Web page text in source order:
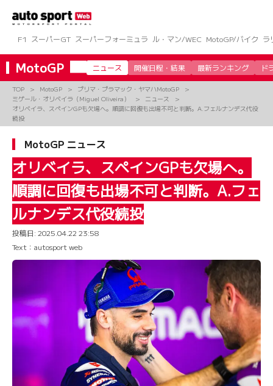
ツ
へ
ス
キ
F1 スーパーGT スーパーフォーミュラ ル・マン/WEC MotoGP/バイク ラ
MotoGP ニュース 開催日程・結果 最新ランキング ド
TOP MotoGP
プリマ・プラマック・ヤマハMotoGP
ミゲール・オリベイラ（Miguel Oliveira）
ニュース
オリベイラ、スペインGPも欠場へ。順調に回復も出場不可と判断。A.フェルナンデス代役
続投
MotoGP ニュース
オリベイラ、スペインGPも欠場へ。
順調に回復も出場不可と判断。A.フェ
ルナンデス代役続投
投稿日: 2025.04.22 23:58
Text：autosport web